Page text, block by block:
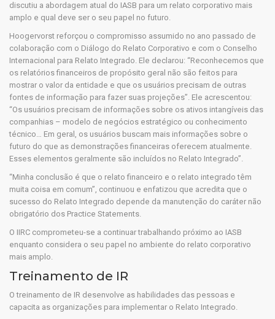
discutiu a abordagem atual do IASB para um relato corporativo mais
amplo e qual deve ser o seu papel no futuro.
Hoogervorst reforçou o compromisso assumido no ano passado de
colaboração com o Diálogo do Relato Corporativo e com o Conselho
Internacional para Relato Integrado. Ele declarou: “Reconhecemos que
os relatórios financeiros de propósito geral não são feitos para
mostrar o valor da entidade e que os usuários precisam de outras
fontes de informação para fazer suas projeções”. Ele acrescentou:
“Os usuários precisam de informações sobre os ativos intangíveis das
companhias – modelo de negócios estratégico ou conhecimento
técnico… Em geral, os usuários buscam mais informações sobre o
futuro do que as demonstrações financeiras oferecem atualmente.
Esses elementos geralmente são incluídos no Relato Integrado”.
“Minha conclusão é que o relato financeiro e o relato integrado têm
muita coisa em comum”, continuou e enfatizou que acredita que o
sucesso do Relato Integrado depende da manutenção do caráter não
obrigatório dos Practice Statements.
O IIRC comprometeu-se a continuar trabalhando próximo ao IASB
enquanto considera o seu papel no ambiente do relato corporativo
mais amplo.
Treinamento de IR
O treinamento de IR desenvolve as habilidades das pessoas e
capacita as organizações para implementar o Relato Integrado.